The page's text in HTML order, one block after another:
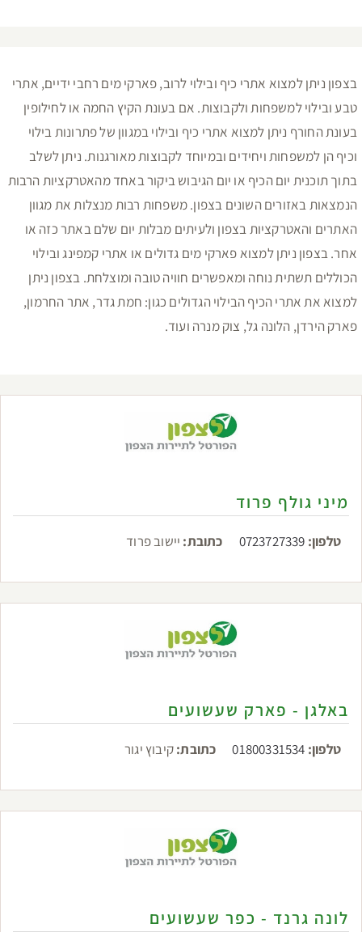
בצפון ניתן למצוא אתרי כיף ובילוי לרוב, פארקי מים רחבי ידיים, אתרי
טבע ובילוי למשפחות ולקבוצות. אם בעונת הקיץ החמה או לחילופין
בעונת החורף ניתן למצוא אתרי כיף ובילוי במגוון של פתרונות בילוי
וכיף הן למשפחות ויחידים ובמיוחד לקבוצות מאורגנות. ניתן לשלב
בתוך תוכנית יום הכיף או יום הגיבוש ביקור באחד מהאטרקציות הרבות
הנמצאות באזורים השונים בצפון. משפחות רבות מנצלות את מגוון
האתרים והאטרקציות בצפון ולעיתים מבלות יום שלם באתר כזה או
אחר. בצפון ניתן למצוא פארקי מים גדולים או אתרי קמפינג ובילוי
הכוללים תשתית נוחה ומאפשרים חוויה טובה ומוצלחת. בצפון ניתן
למצוא את אתרי הכיף הבילוי הגדולים כגון: חמת גדר, אתר החרמון,
פארק הירדן, הלונה גל, צוק מנרה ועוד.
מיני גולף פרוד
טלפון: 0723727339 כתובת: יישוב פרוד
באלגן - פארק שעשועים
טלפון: 01800331534 כתובת:קיבוץ יגור
לונה גרנד - כפר שעשועים